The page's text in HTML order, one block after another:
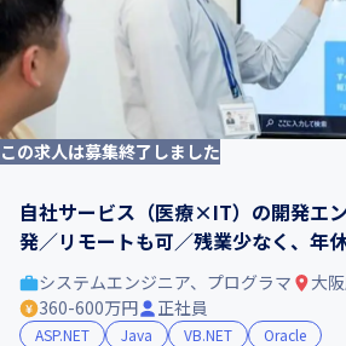
この求人は募集終了しました
自社サービス（医療×IT）の開発
発／リモートも可／残業少なく、年
システムエンジニア、プログラマ
大
360-600万円
正社員
ASP.NET Java VB.NET
Oracle